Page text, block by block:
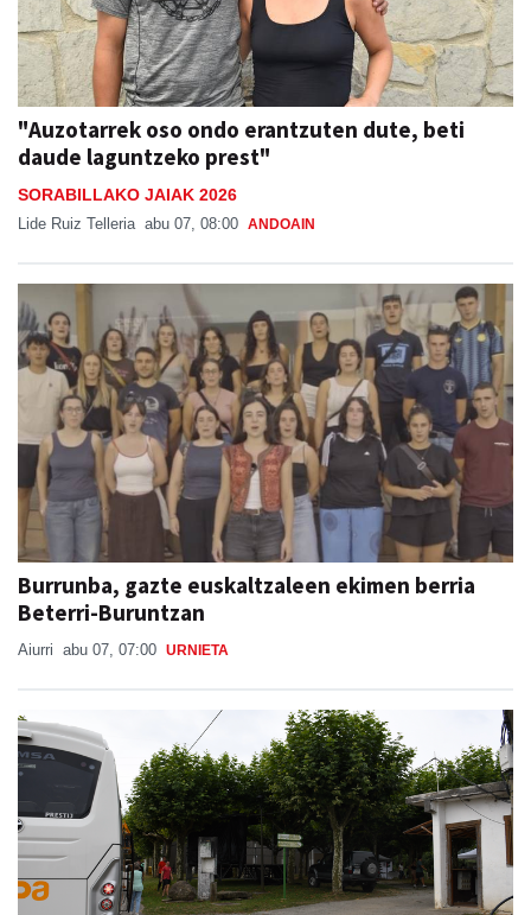
"Auzotarrek oso ondo erantzuten dute, beti
daude laguntzeko prest"
SORABILLAKO JAIAK 2026
Lide Ruiz Telleria abu 07, 08:00 ANDOAIN
Burrunba, gazte euskaltzaleen ekimen berria
Beterri-Buruntzan
Aiurri abu 07, 07:00 URNIETA